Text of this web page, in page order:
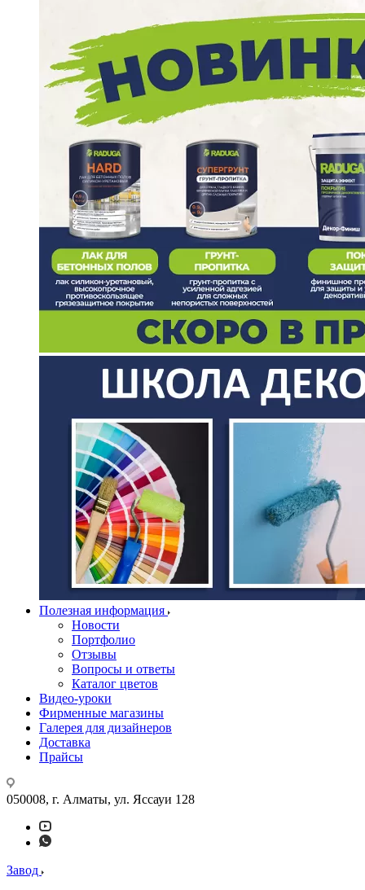
Полезная информация
Новости
Портфолио
Отзывы
Вопросы и ответы
Каталог цветов
Видео-уроки
Фирменные магазины
Галерея для дизайнеров
Доставка
Прайсы
050008, г. Алматы, ул. Яссауи 128
Завод